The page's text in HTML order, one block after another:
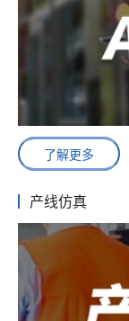
了解更多
产线仿真